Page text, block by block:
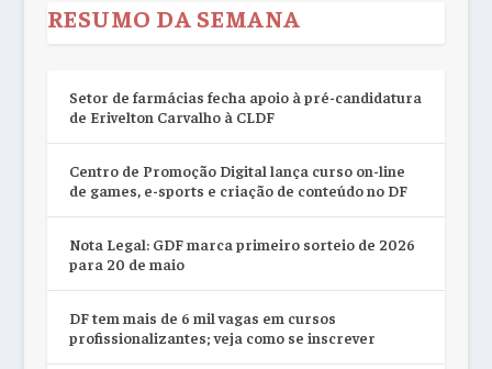
RESUMO DA SEMANA
Setor de farmácias fecha apoio à pré-candidatura
de Erivelton Carvalho à CLDF
Centro de Promoção Digital lança curso on-line
de games, e-sports e criação de conteúdo no DF
Nota Legal: GDF marca primeiro sorteio de 2026
para 20 de maio
DF tem mais de 6 mil vagas em cursos
profissionalizantes; veja como se inscrever